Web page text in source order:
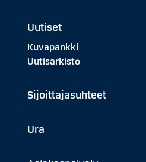
Uutiset
Kuvapankki
Uutisarkisto
Sijoittajasuhteet
Ura